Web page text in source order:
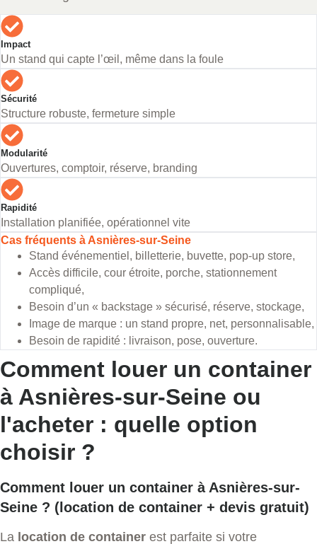
Impact
Un stand qui capte l’œil, même dans la foule
Sécurité
Structure robuste, fermeture simple
Modularité
Ouvertures, comptoir, réserve, branding
Rapidité
Installation planifiée, opérationnel vite
Cas fréquents à Asnières-sur-Seine
Stand événementiel, billetterie, buvette, pop-up store,
Accès difficile, cour étroite, porche, stationnement
compliqué,
Besoin d’un « backstage » sécurisé, réserve, stockage,
Image de marque : un stand propre, net, personnalisable,
Besoin de rapidité : livraison, pose, ouverture.
Comment louer un container
à Asnières-sur-Seine ou
l'acheter : quelle option
choisir ?
Comment louer un container à Asnières-sur-
Seine ? (location de container + devis gratuit)
La location de container est parfaite si votre